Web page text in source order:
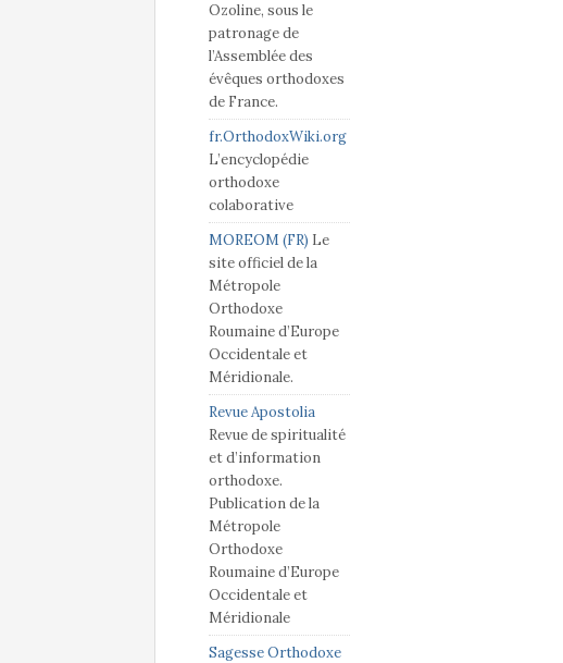
Ozoline, sous le
patronage de
l’Assemblée des
évêques orthodoxes
de France.
fr.OrthodoxWiki.org
L’encyclopédie
orthodoxe
colaborative
MOREOM (FR) Le
site officiel de la
Métropole
Orthodoxe
Roumaine d’Europe
Occidentale et
Méridionale.
Revue Apostolia
Revue de spiritualité
et d’information
orthodoxe.
Publication de la
Métropole
Orthodoxe
Roumaine d’Europe
Occidentale et
Méridionale
Sagesse Orthodoxe